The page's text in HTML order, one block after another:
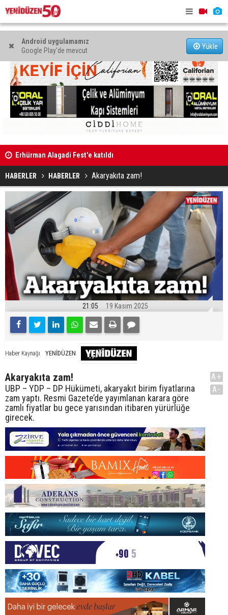
Android uygulamamız
Google Play'de mevcut
Yükle
Erhürman Alagadi Fest'e katıldı
Eğlence mekanında kanunsuz silahla yakalandı
HABERLER HABERLER Akaryakıta zam!
21:05 19 Kasım 2025
Haber Kaynağı YENİDÜZEN
Akaryakıta zam!
UBP – YDP – DP Hükümeti, akaryakıt birim fiyatlarına
zam yaptı. Resmi Gazete’de yayımlanan karara göre
zamlı fiyatlar bu gece yarısından itibaren yürürlüğe
girecek.
A+
A-